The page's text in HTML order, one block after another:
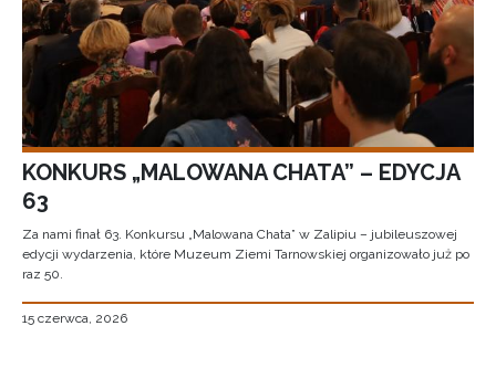
KONKURS „MALOWANA CHATA” – EDYCJA
63
Za nami finał 63. Konkursu „Malowana Chata” w Zalipiu – jubileuszowej
edycji wydarzenia, które Muzeum Ziemi Tarnowskiej organizowało już po
raz 50.
15 czerwca, 2026